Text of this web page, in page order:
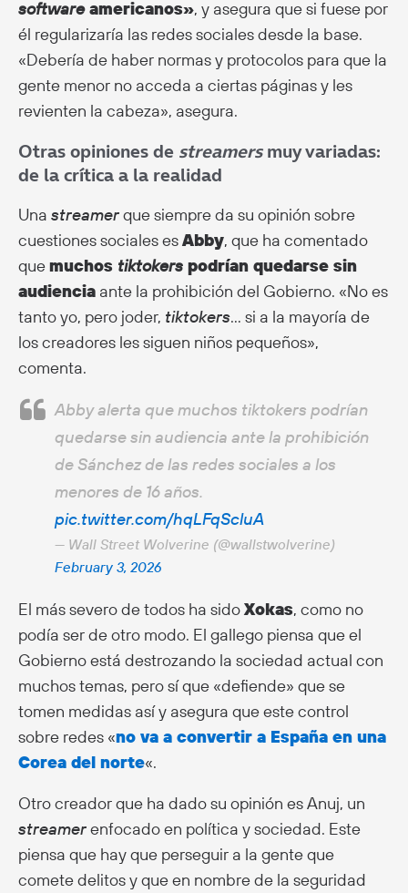
softwareamericanos», y asegura que si fuese por
él regularizaría las redes sociales desde la base.
«Debería de haber normas y protocolos para que la
gente menor no acceda a ciertas páginas y les
revienten la cabeza», asegura.
Otras opiniones de streamersmuy variadas:
de la crítica a la realidad
Una streamerque siempre da su opinión sobre
cuestiones sociales esAbby, que ha comentado
quemuchos tiktokers podrían quedarse sin
audiencia ante la prohibición del Gobierno. «No es
tanto yo, pero joder, tiktokers… si a la mayoría de
los creadores les siguen niños pequeños»,
comenta.
Abby alerta que muchos tiktokers podrían
quedarse sin audiencia ante la prohibición
de Sánchez de las redes sociales a los
menores de 16 años.
pic.twitter.com/hqLFqScluA
— Wall Street Wolverine (@wallstwolverine)
February 3, 2026
El más severo de todos ha sidoXokas, como no
podía ser de otro modo. El gallego piensa que el
Gobierno está destrozando la sociedad actual con
muchos temas, pero sí que «defiende» que se
tomen medidas así y asegura que este control
sobre redes «no va a convertir a España en una
Corea del norte«.
Otro creador que ha dado su opinión es Anuj, un
streamerenfocado en política y sociedad. Este
piensa que hay que perseguir a la gente que
comete delitos y que en nombre de la seguridad